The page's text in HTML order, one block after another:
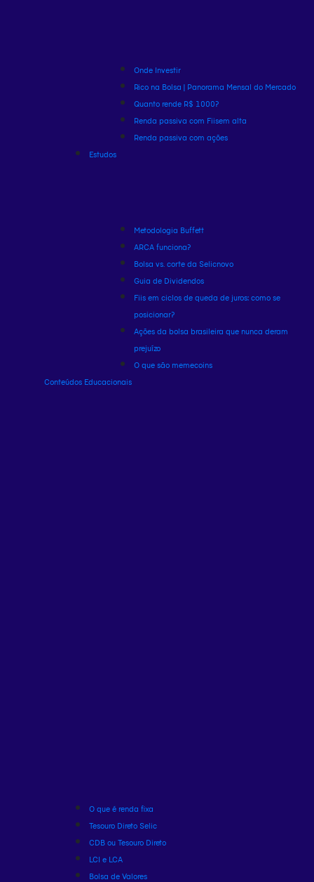
Onde Investir
Rico na Bolsa | Panorama Mensal do Mercado
Quanto rende R$ 1000?
Renda passiva com Fiisem alta
Renda passiva com ações
Estudos
Metodologia Buffett
ARCA funciona?
Bolsa vs. corte da Selicnovo
Guia de Dividendos
Fiis em ciclos de queda de juros: como se
posicionar?
Ações da bolsa brasileira que nunca deram
prejuízo
O que são memecoins
Conteúdos Educacionais
O que é renda fixa
Tesouro Direto Selic
CDB ou Tesouro Direto
LCI e LCA
Bolsa de Valores